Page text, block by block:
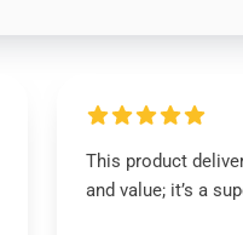
This product
and value; it’s a